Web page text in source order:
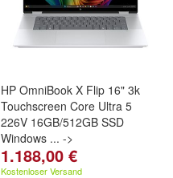
HP OmniBook X Flip 16" 3k
Touchscreen Core Ultra 5
226V 16GB/512GB SSD
Windows ... ->
1.188,00 €
Kostenloser Versand